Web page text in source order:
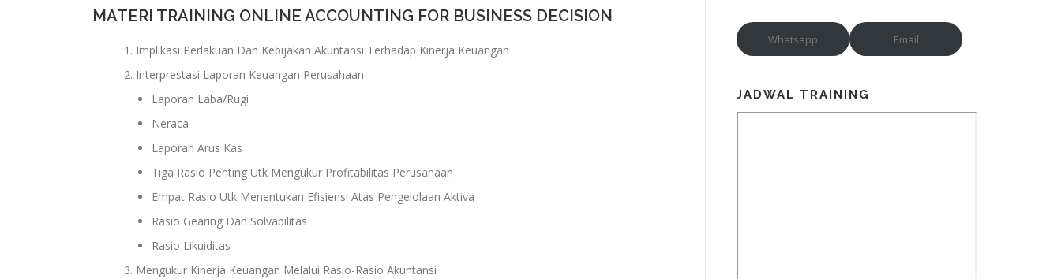
MATERI TRAINING ONLINE ACCOUNTING FOR BUSINESS DECISION
Implikasi Perlakuan Dan Kebijakan Akuntansi Terhadap Kinerja Keuangan
Interprestasi Laporan Keuangan Perusahaan
Laporan Laba/Rugi
Neraca
Laporan Arus Kas
Tiga Rasio Penting Utk Mengukur Profitabilitas Perusahaan
Empat Rasio Utk Menentukan Efisiensi Atas Pengelolaan Aktiva
Rasio Gearing Dan Solvabilitas
Rasio Likuiditas
Mengukur Kinerja Keuangan Melalui Rasio-Rasio Akuntansi
Whatsapp Email
JADWAL TRAINING